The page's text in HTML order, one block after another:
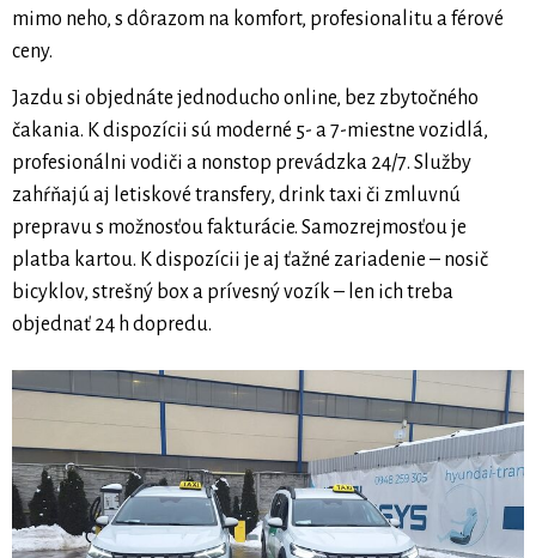
mimo neho, s dôrazom na komfort, profesionalitu a férové
ceny.
Jazdu si objednáte jednoducho online, bez zbytočného
čakania. K dispozícii sú moderné 5- a 7-miestne vozidlá,
profesionálni vodiči a nonstop prevádzka 24/7. Služby
zahŕňajú aj letiskové transfery, drink taxi či zmluvnú
prepravu s možnosťou fakturácie. Samozrejmosťou je
platba kartou. K dispozícii je aj ťažné zariadenie – nosič
bicyklov, strešný box a prívesný vozík – len ich treba
objednať 24 h dopredu.